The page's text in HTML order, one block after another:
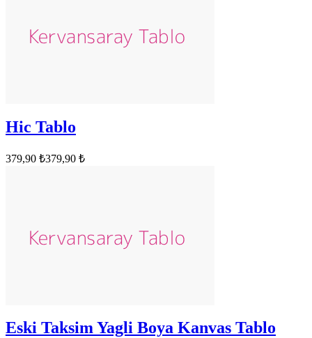
Hic Tablo
379,90 ₺379,90 ₺
Eski Taksim Yagli Boya Kanvas Tablo